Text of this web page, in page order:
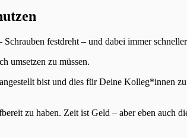
festdreht – und dabei immer
umsetzen zu müssen.
bist und dies für Deine Kolleg*innen
zu haben. Zeit ist Geld – aber eben auch